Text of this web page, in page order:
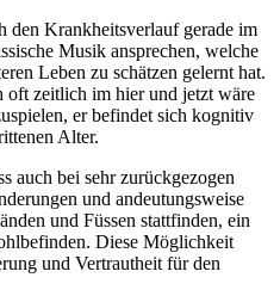
den Krankheitsverlauf gerade im
Musik ansprechen, welche
Leben zu schätzen gelernt hat.
oft zeitlich im hier und jetzt wäre
er befindet sich kognitiv
Alter.
auch bei sehr zurückgezogen
und andeutungsweise
und Füssen stattfinden, ein
Diese Möglichkeit
und Vertrautheit für den